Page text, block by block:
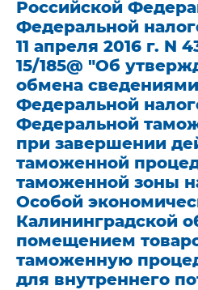
Российской
Федеральной
11 апреля 2016 г. N
15/185@ "Об
обмена
Федеральной
Федеральной
при завершении
таможенной
таможенной зоны
Особой
Калининградской
помещением
таможенную
для внутреннего